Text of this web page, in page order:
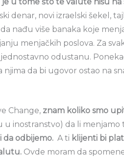
denar, novi izraelski šekel,
nađu više banaka koje
menjačkih poslova. Za
odustanu.
da bi ugovor ostao na
Change, znam koliko smo
u inostranstvo) da li
da odbijemo. A ti klijenti bi
Ovde moram da